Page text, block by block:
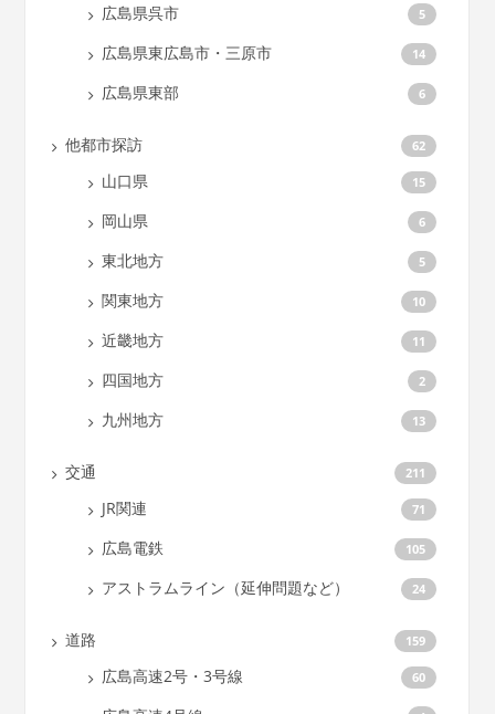
広島県呉市 5
広島県東広島市・三原市 14
広島県東部 6
他都市探訪 62
山口県 15
岡山県 6
東北地方 5
関東地方 10
近畿地方 11
四国地方 2
九州地方 13
交通 211
JR関連 71
広島電鉄 105
アストラムライン（延伸問題など） 24
道路 159
広島高速2号・3号線 60